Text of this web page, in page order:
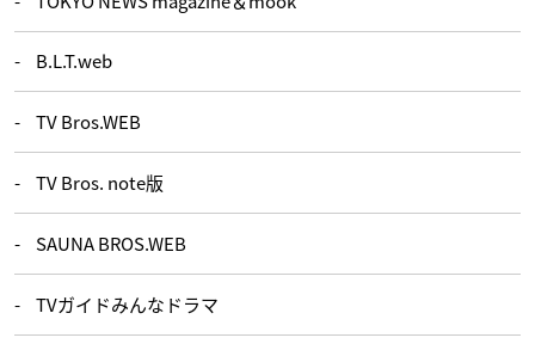
B.L.T.web
TV Bros.WEB
TV Bros. note版
SAUNA BROS.WEB
TVガイドみんなドラマ